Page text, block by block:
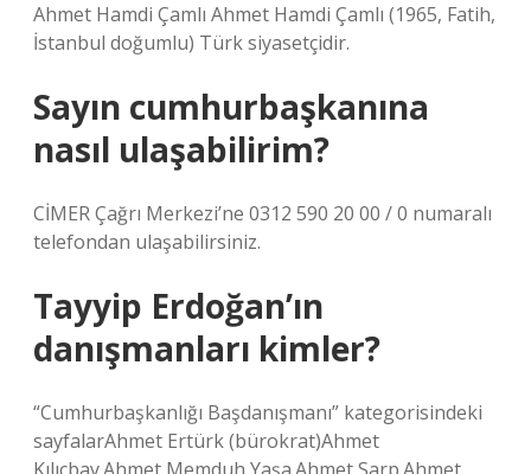
Ahmet Hamdi Çamlı Ahmet Hamdi Çamlı (1965, Fatih,
İstanbul doğumlu) Türk siyasetçidir.
Sayın cumhurbaşkanına
nasıl ulaşabilirim?
CİMER Çağrı Merkezi’ne 0312 590 20 00 / 0 numaralı
telefondan ulaşabilirsiniz.
Tayyip Erdoğan’ın
danışmanları kimler?
“Cumhurbaşkanlığı Başdanışmanı” kategorisindeki
sayfalarAhmet Ertürk (bürokrat)Ahmet